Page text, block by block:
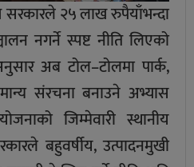
सरकारले २५ लाख रुपैयाँभन्दा
नगर्ने स्पष्ट नीति लिएको
अब टोल–टोलमा पार्क,
संरचना बनाउने अभ्यास
जिम्मेवारी स्थानीय
बहुवर्षीय, उत्पादनमुखी